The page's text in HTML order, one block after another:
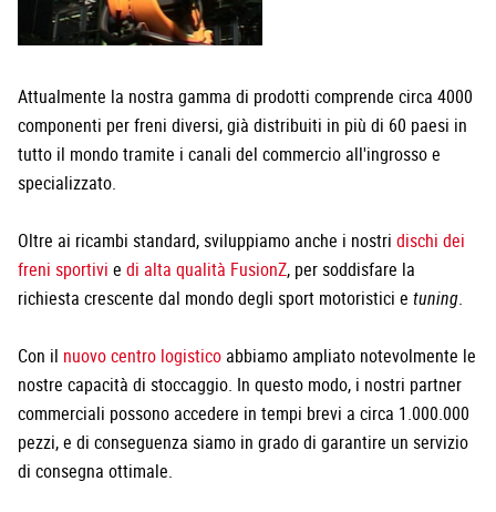
Attualmente la nostra gamma di prodotti comprende circa 4000
componenti per freni diversi, già distribuiti in più di 60 paesi in
tutto il mondo tramite i canali del commercio all'ingrosso e
specializzato.
Oltre ai ricambi standard, sviluppiamo anche i nostri dischi dei
freni sportivi e di alta qualità FusionZ, per soddisfare la
richiesta crescente dal mondo degli sport motoristici e tuning.
Con il nuovo centro logistico abbiamo ampliato notevolmente le
nostre capacità di stoccaggio. In questo modo, i nostri partner
commerciali possono accedere in tempi brevi a circa 1.000.000
pezzi, e di conseguenza siamo in grado di garantire un servizio
di consegna ottimale.